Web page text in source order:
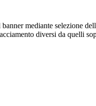
mediante selezione
diversi da quelli